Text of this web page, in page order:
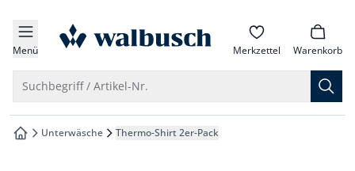
springen
springen
springen
springen
Menü zur Startseite Merkzettel Warenkorb
Suchbegriff / Artikel-Nr.
zur Startseite
Unterwäsche Thermo-Shirt 2er-Pack